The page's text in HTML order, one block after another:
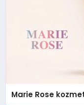
Marie Rose